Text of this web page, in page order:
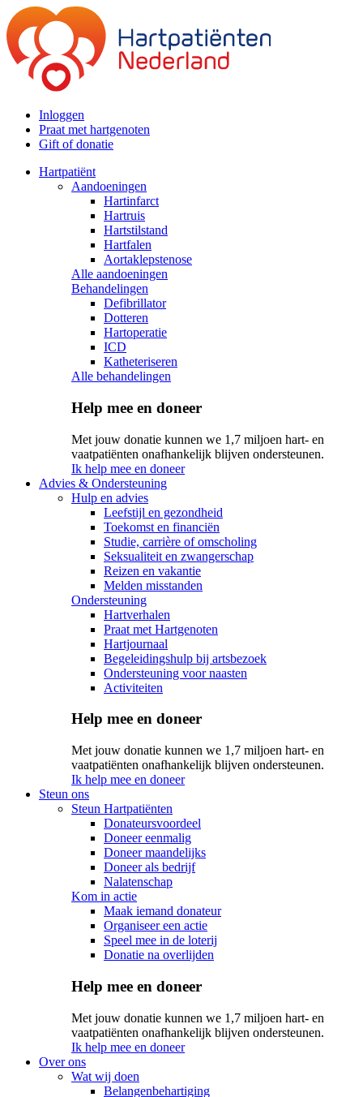
Inloggen
Praat met hartgenoten
Gift of donatie
Hartpatiënt
Aandoeningen
Hartinfarct
Hartruis
Hartstilstand
Hartfalen
Aortaklepstenose
Alle aandoeningen
Behandelingen
Defibrillator
Dotteren
Hartoperatie
ICD
Katheteriseren
Alle behandelingen
Help mee en doneer
Met jouw donatie kunnen we 1,7 miljoen hart- en
vaatpatiënten onafhankelijk blijven ondersteunen.
Ik help mee en doneer
Advies & Ondersteuning
Hulp en advies
Leefstijl en gezondheid
Toekomst en financiën
Studie, carrière of omscholing
Seksualiteit en zwangerschap
Reizen en vakantie
Melden misstanden
Ondersteuning
Hartverhalen
Praat met Hartgenoten
Hartjournaal
Begeleidingshulp bij artsbezoek
Ondersteuning voor naasten
Activiteiten
Help mee en doneer
Met jouw donatie kunnen we 1,7 miljoen hart- en
vaatpatiënten onafhankelijk blijven ondersteunen.
Ik help mee en doneer
Steun ons
Steun Hartpatiënten
Donateursvoordeel
Doneer eenmalig
Doneer maandelijks
Doneer als bedrijf
Nalatenschap
Kom in actie
Maak iemand donateur
Organiseer een actie
Speel mee in de loterij
Donatie na overlijden
Help mee en doneer
Met jouw donatie kunnen we 1,7 miljoen hart- en
vaatpatiënten onafhankelijk blijven ondersteunen.
Ik help mee en doneer
Over ons
Wat wij doen
Belangenbehartiging